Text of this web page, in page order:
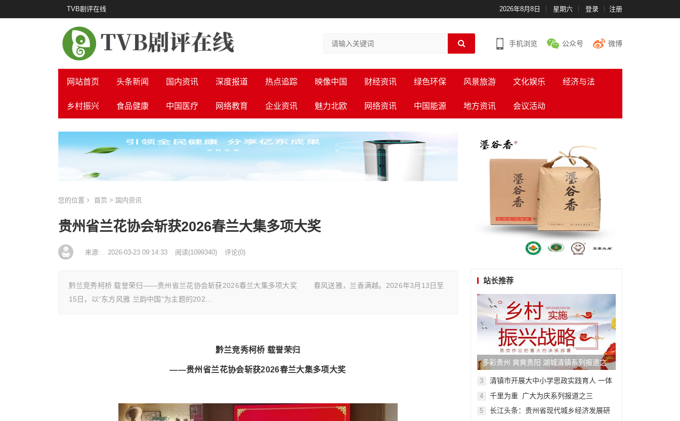
TVB剧评在线 2026年8月8日 星期六 登录 注册
手机浏览 公众号 微博
网站首页 头条新闻 国内资讯 深度报道 热点追踪 映像中国 财经资讯 绿色环保 风景旅游 文化娱乐 经济与法
乡村振兴 食品健康 中国医疗 网络教育 企业资讯 魅力北欧 网络资讯 中国能源 地方资讯 会议活动
您的位置 首页 > 国内资讯
贵州省兰花协会斩获2026春兰大集多项大奖
来源: 2026-03-23 09:14:33 阅读(1099340) 评论(0)
黔兰竞秀柯桥 载誉荣归——贵州省兰花协会斩获2026春兰大集多项大奖 春风送雅，兰香满越。2026年3月13日至
15日，以“东方风雅 兰韵中国”为主题的202…
黔兰竞秀柯桥 载誉荣归
——贵州省兰花协会斩获2026春兰大集多项大奖
站长推荐
多彩贵州 爽爽贵阳 湖城清镇系列报道之
四十七
3
清镇市开展大中小学思政实践育人 一体
4 千里为重 广大为庆系列报道之三
5
长江头条：贵州省现代城乡经济发展研